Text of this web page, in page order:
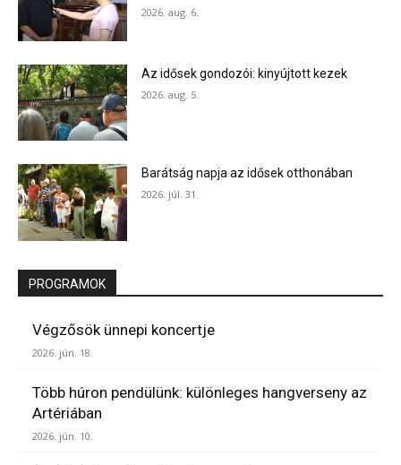
2026. aug. 6.
Az idősek gondozói: kinyújtott kezek
2026. aug. 5.
Barátság napja az idősek otthonában
2026. júl. 31.
PROGRAMOK
Végzősök ünnepi koncertje
2026. jún. 18.
Több húron pendülünk: különleges hangverseny az
Artériában
2026. jún. 10.